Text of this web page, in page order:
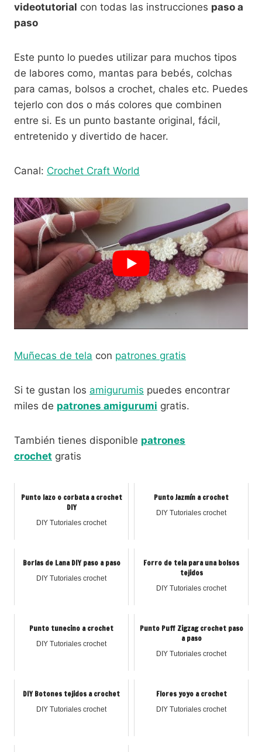
videotutorial con todas las instrucciones paso a
paso
Este punto lo puedes utilizar para muchos tipos
de labores como, mantas para bebés, colchas
para camas, bolsos a crochet, chales etc. Puedes
tejerlo con dos o más colores que combinen
entre si. Es un punto bastante original, fácil,
entretenido y divertido de hacer.
Canal: Crochet Craft World
Muñecas de tela con patrones gratis
Si te gustan los amigurumis puedes encontrar
miles de patrones amigurumi gratis.
También tienes disponible patrones
crochet gratis
Punto lazo o corbata a crochet
DIY
DIY Tutoriales crochet
Punto Jazmín a crochet
DIY Tutoriales crochet
Borlas de Lana DIY paso a paso
DIY Tutoriales crochet
Forro de tela para una bolsos
tejidos
DIY Tutoriales crochet
Punto tunecino a crochet
DIY Tutoriales crochet
Punto Puff Zigzag crochet paso
a paso
DIY Tutoriales crochet
DIY Botones tejidos a crochet
DIY Tutoriales crochet
Flores yoyo a crochet
DIY Tutoriales crochet